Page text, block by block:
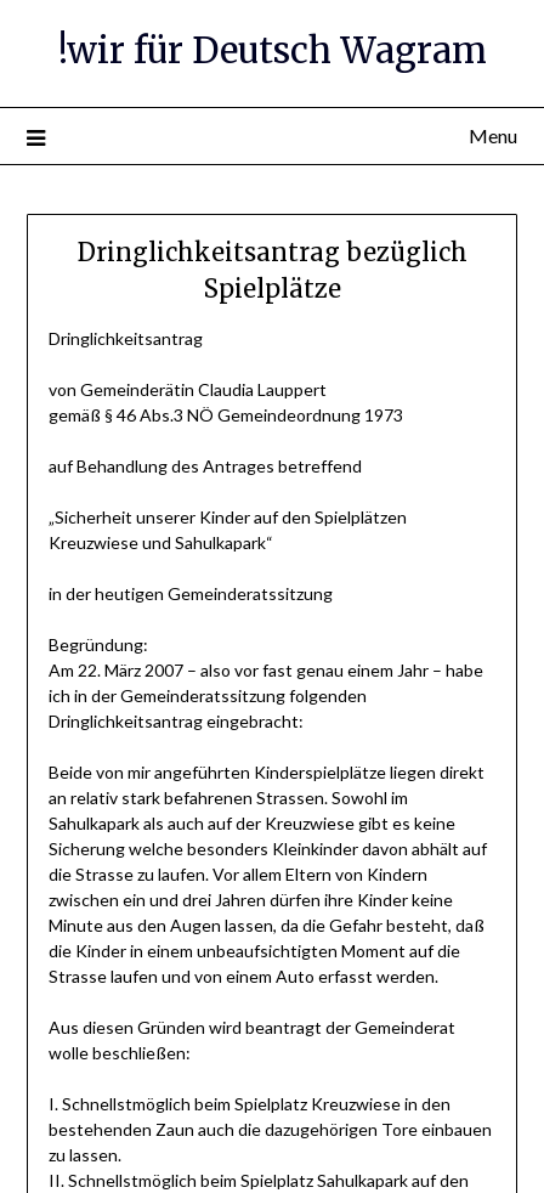
!wir für Deutsch Wagram
Menu
Dringlichkeitsantrag bezüglich
Spielplätze
Dringlichkeitsantrag
von Gemeinderätin Claudia Lauppert
gemäß § 46 Abs.3 NÖ Gemeindeordnung 1973
auf Behandlung des Antrages betreffend
„Sicherheit unserer Kinder auf den Spielplätzen
Kreuzwiese und Sahulkapark“
in der heutigen Gemeinderatssitzung
Begründung:
Am 22. März 2007 – also vor fast genau einem Jahr – habe
ich in der Gemeinderatssitzung folgenden
Dringlichkeitsantrag eingebracht:
Beide von mir angeführten Kinderspielplätze liegen direkt
an relativ stark befahrenen Strassen. Sowohl im
Sahulkapark als auch auf der Kreuzwiese gibt es keine
Sicherung welche besonders Kleinkinder davon abhält auf
die Strasse zu laufen. Vor allem Eltern von Kindern
zwischen ein und drei Jahren dürfen ihre Kinder keine
Minute aus den Augen lassen, da die Gefahr besteht, daß
die Kinder in einem unbeaufsichtigten Moment auf die
Strasse laufen und von einem Auto erfasst werden.
Aus diesen Gründen wird beantragt der Gemeinderat
wolle beschließen:
I. Schnellstmöglich beim Spielplatz Kreuzwiese in den
bestehenden Zaun auch die dazugehörigen Tore einbauen
zu lassen.
II. Schnellstmöglich beim Spielplatz Sahulkapark auf den